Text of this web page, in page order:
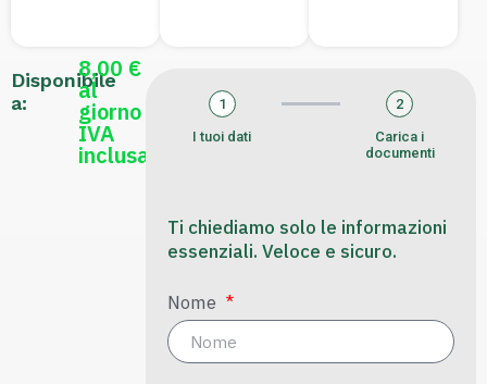
Disponibile
a:
8,00 €
al
giorno
IVA
inclusa
1
I tuoi dati
2
Carica i
documenti
Ti chiediamo solo le informazioni
essenziali. Veloce e sicuro.
Nome